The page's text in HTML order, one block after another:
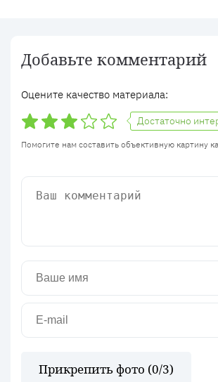
Добавьте комментарий
Оцените качество материала:
Достаточно
Помогите нам составить объективную картину
Прикрепить фото (0/3)